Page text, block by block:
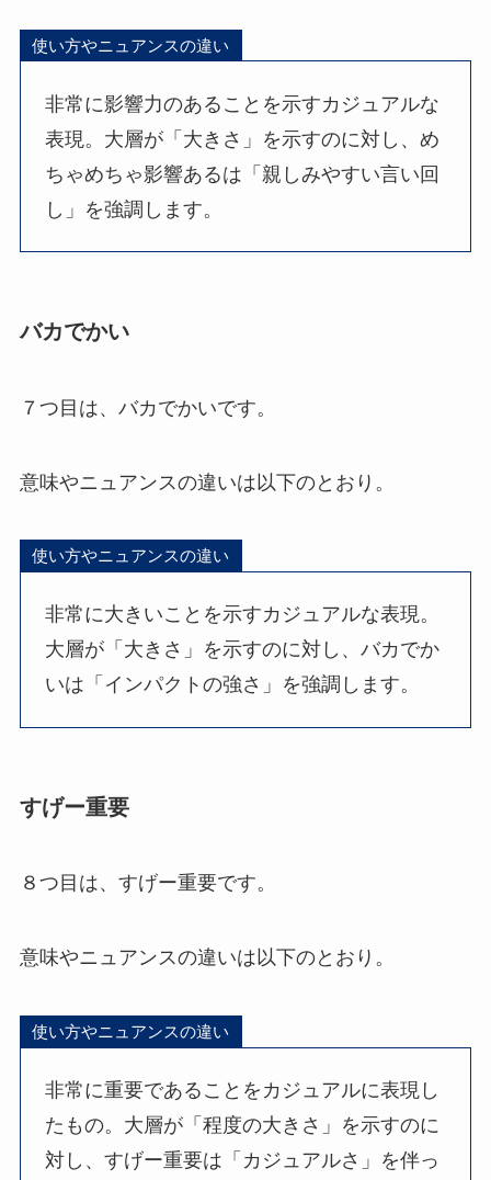
使い方やニュアンスの違い
非常に影響力のあることを示すカジュアルな
表現。大層が「大きさ」を示すのに対し、め
ちゃめちゃ影響あるは「親しみやすい言い回
し」を強調します。
バカでかい
７つ目は、バカでかいです。
意味やニュアンスの違いは以下のとおり。
使い方やニュアンスの違い
非常に大きいことを示すカジュアルな表現。
大層が「大きさ」を示すのに対し、バカでか
いは「インパクトの強さ」を強調します。
すげー重要
８つ目は、すげー重要です。
意味やニュアンスの違いは以下のとおり。
使い方やニュアンスの違い
非常に重要であることをカジュアルに表現し
たもの。大層が「程度の大きさ」を示すのに
対し、すげー重要は「カジュアルさ」を伴っ